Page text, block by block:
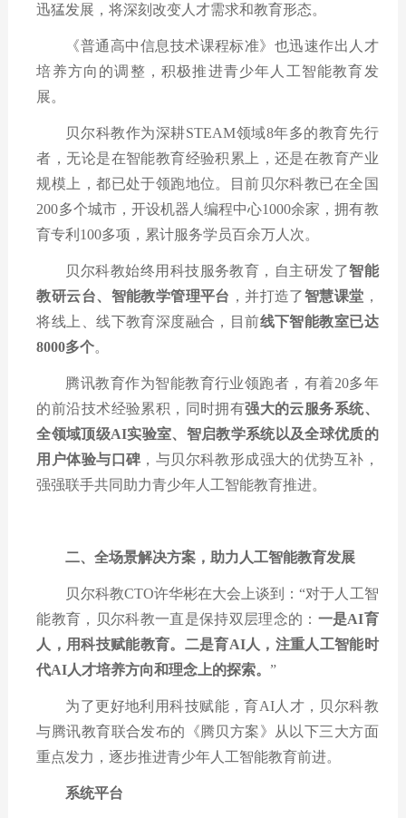
迅猛发展，将深刻改变人才需求和教育形态。
《普通高中信息技术课程标准》也迅速作出人才
培养方向的调整，积极推进青少年人工智能教育发
展。
贝尔科教作为深耕STEAM领域8年多的教育先行
者，无论是在智能教育经验积累上，还是在教育产业
规模上，都已处于领跑地位。目前贝尔科教已在全国
200多个城市，开设机器人编程中心1000余家，拥有教
育专利 100多项，累计服务学员百余万人次。
贝尔科教始终用科技服务教育，自主研发了智能
教研云台、智能教学管理平台 ，并打造了智慧课堂 ，
将线上、线下教育深度融合，目前线下智能教室已达
8000多个。
腾讯教育作为智能教育行业领跑者，有着20多年
的前沿技术经验累积，同时拥有强大的云服务系统、
全领域顶级AI实验室、智启教学系统以及全球优质的
用户体验与口碑 ，与贝尔科教形成强大的优势互补，
强强联手共同助力青少年人工智能教育推进。
二、全场景解决方案，助力人工智能教育发展
贝尔科教CTO许华彬在大会上谈到：“对于人工智
能教育，贝尔科教一直是保持双层理念的： 一是AI育
人，用科技赋能教育。二是育AI人，注重人工智能时
代AI人才培养方向和理念上的探索。”
为了更好地利用科技赋能，育AI人才，贝尔科教
与腾讯教育联合发布的《腾贝方案》从以下三大方面
重点发力，逐步推进青少年人工智能教育前进。
系统平台